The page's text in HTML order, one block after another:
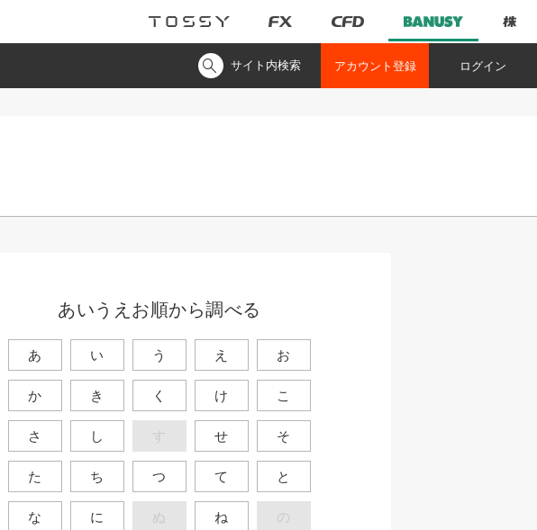
サイト内検索 アカウント登録 ログイン
あいうえお順から調べる
あ い う え お
か き く け こ
さ し す せ そ
た ち つ て と
な に ぬ ね の